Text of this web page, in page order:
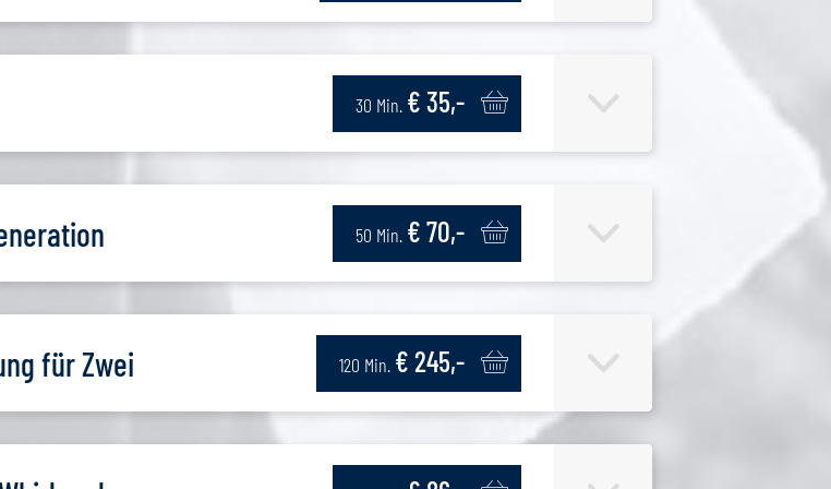
30 Min. € 35,-
50 Min. € 70,-
für Zwei 120 Min. € 245,-